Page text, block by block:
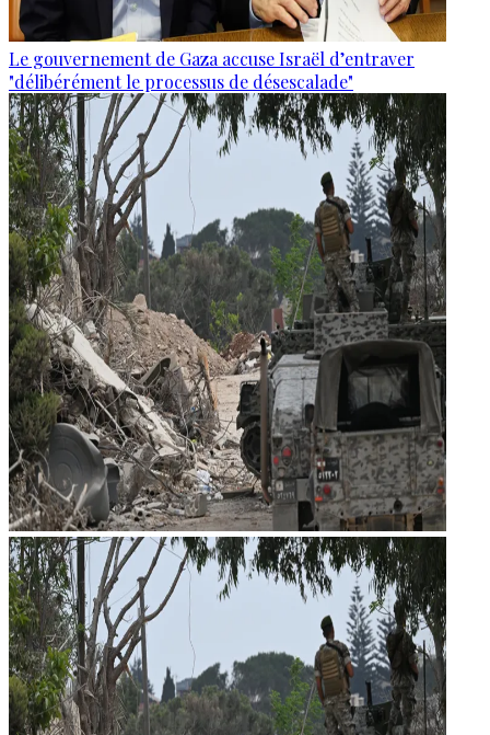
Le gouvernement de Gaza accuse Israël d’entraver
"délibérément le processus de désescalade"